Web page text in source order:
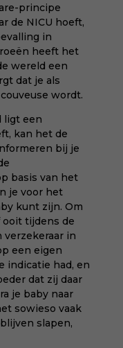
principe
de NICU hoeft,
in
heeft het
wereld een
dat je als
wordt.
ligt een
kan het de
bij je
basis van het
je voor het
kunt zijn. Om
tijdens de
verzekeraar in
een eigen
indicatie had, en
dat zij daar
je baby naar
sowieso vaak
slapen,